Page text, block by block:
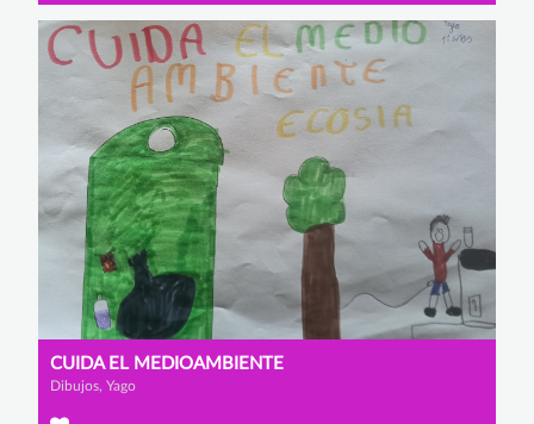
CUIDA EL MEDIOAMBIENTE
Dibujos, Yago